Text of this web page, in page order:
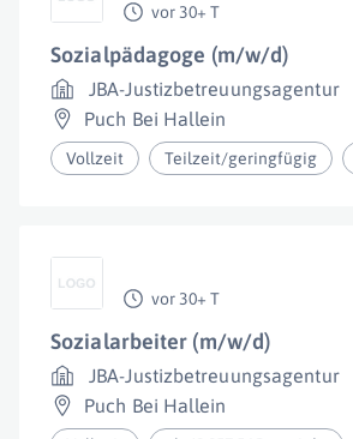
vor 30+ T
Sozialpädagoge (m/w/d)
JBA-Justizbetreuungsagentur
Puch Bei Hallein
Vollzeit Teilzeit/geringfügig
vor 30+ T
Sozialarbeiter (m/w/d)
JBA-Justizbetreuungsagentur
Puch Bei Hallein